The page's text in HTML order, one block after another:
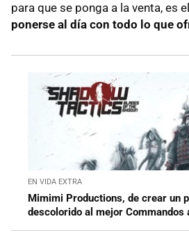
para que se ponga a la venta, es
ponerse al día con todo lo que
EN VIDA EXTRA
Mimimi Productions, de crear un
descolorido al mejor Commandos